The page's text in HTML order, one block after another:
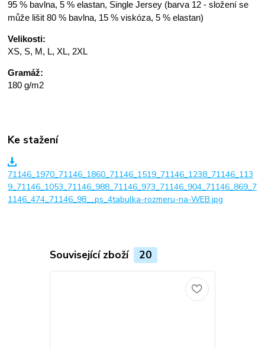
95 % bavlna, 5 % elastan, Single Jersey (barva 12 - složení se
může lišit 80 % bavlna, 15 % viskóza, 5 % elastan)
Velikosti:
XS, S, M, L, XL, 2XL
Gramáž:
180 g/m2
Ke stažení
71146_1970_71146_1860_71146_1519_71146_1238_71146_113
9_71146_1053_71146_988_71146_973_71146_904_71146_869_7
1146_474_71146_98__ps_4tabulka-rozmeru-na-WEB.jpg
Související zboží 20